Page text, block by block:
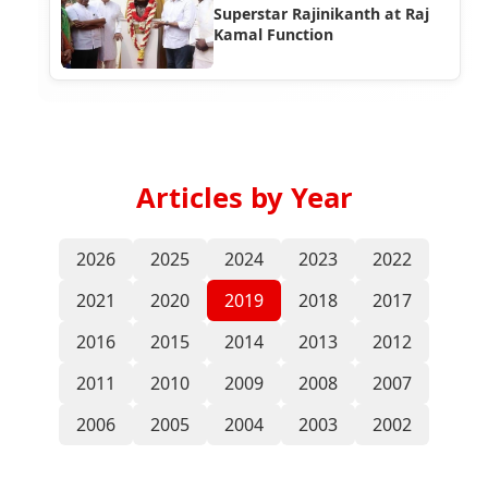
Superstar Rajinikanth at Raj
Kamal Function
Articles by Year
2026 2025 2024 2023
2022
2021
2020 2019 2018
2017
2016
2015 2014 2013
2012
2011
2010 2009 2008
2007
2006
2005 2004 2003 2002